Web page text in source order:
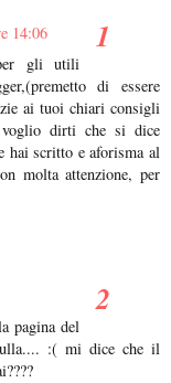
14:06
gli utili
di essere
ai tuoi chiari consigli
voglio dirti che si dice
hai scritto e aforisma al
molta attenzione, per
pagina del
:( mi dice che il